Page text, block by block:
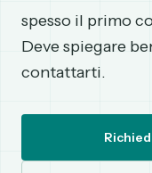
spesso il primo
Deve spiegare
contattarti.